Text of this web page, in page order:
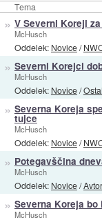
Tema
» V Severni Koreji
McHusch
Oddelek: Novice/
» Severni Korejci
McHusch
Oddelek: Novice/
» Severna Koreja
tujce
McHusch
Oddelek: Novice/
» Potegavščina
McHusch
Oddelek: Novice/
» Severna Koreja
McHusch